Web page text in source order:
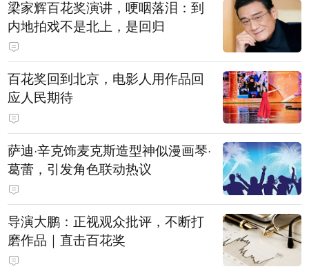
梁家辉百花奖演讲，哽咽落泪：到
内地拍戏不是北上，是回归
百花奖回到北京，电影人用作品回
应人民期待
萨迪·辛克饰麦克斯造型神似漫画琴·
葛蕾，引发角色联动热议
导演大鹏：正视观众批评，不断打
磨作品｜直击百花奖